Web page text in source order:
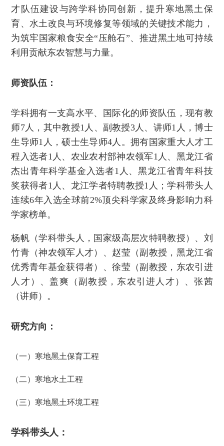
才队伍建设与跨学科协同创新，提升寒地黑土保
育、水土改良与环境修复等领域的关键技术能力，
为筑牢国家粮食安全“压舱石”、推进黑土地可持续
利用贡献东农智慧与力量。
师资队伍：
学科拥有一支高水平、国际化的师资队伍，现有教
师7人，其中教授1人、副教授3人、讲师1人，博士
生导师1人，硕士生导师4人。拥有国家重大人才工
程入选者1人、农业农村部神农领军1人、黑龙江省
杰出青年科学基金入选者1人、黑龙江省青年科技
奖获得者1人、龙江学者特聘教授1人；学科带头人
连续6年入选全球前2%顶尖科学家及终身影响力科
学家榜单。
杨帆（学科带头人，国家级高层次特聘教授）、刘
竹青（神农领军人才）、赵莹（副教授，黑龙江省
优秀青年基金获得者）、徐莹（副教授，东农引进
人才）、盖爽（副教授，东农引进人才）、张茜
（讲师）。
研究方向：
（一）寒地黑土保育工程
（二）寒地水土工程
（三）寒地黑土环境工程
学科带头人：